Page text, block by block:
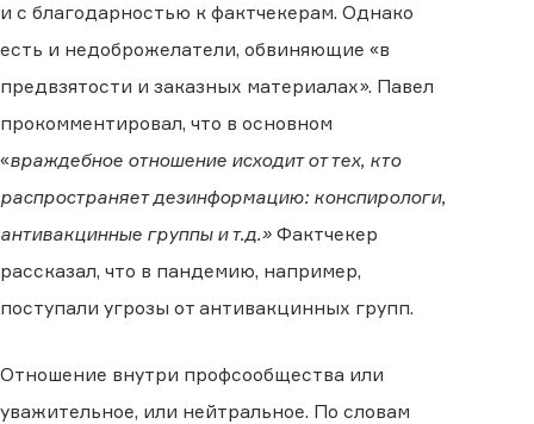
и с благодарностью к фактчекерам. Однако
есть и недоброжелатели, обвиняющие «в
предвзятости и заказных материалах». Павел
прокомментировал, что в основном
«враждебное отношение исходит от тех, кто
распространяет дезинформацию: конспирологи,
антивакцинные группы и т.д.» Фактчекер
рассказал, что в пандемию, например,
поступали угрозы от антивакцинных групп.
Отношение внутри профсообщества или
уважительное, или нейтральное. По словам